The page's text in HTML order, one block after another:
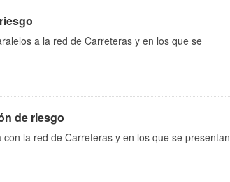
a la red de Carreteras y en los que se
de riesgo
la red de Carreteras y en los que se presentan